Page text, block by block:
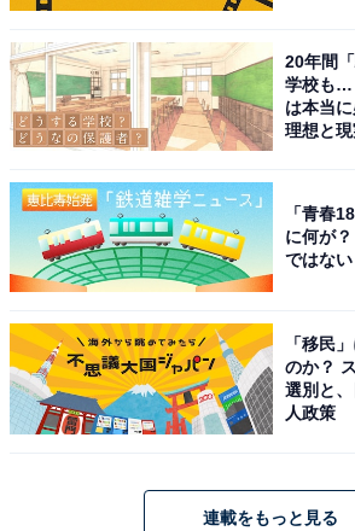
の話題作に出演。『岸辺露伴は動かな
シリーズでは主演の岸辺露伴役を務
んは繊細な演技でさまざまな役を演
る独特の美しさを兼備。透明感があり
守りたくなるような顔立ちが魅力的で
アンケート回答では、「ドラマや映
演技が印象的だから」（50代男性／東
で、消えかけそうな感じのイメージだ
／岡山県）、「優しい顔立ちと流れ
に、守ってあげたいという気持ちを
ろがあります。いつまでも傍にいたい
（30代女性／神奈川県）などのコメ
20年間
学校も…
は本当
理想と
「青春
に何が
ではない
「移民
のか？
選別と
人政策
連載をもっと見る